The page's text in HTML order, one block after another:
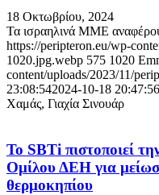
18 Οκτωβρίου, 2024
Τα ισραηλινά ΜΜΕ
https://peripteron.eu/wp-
1020.jpg.webp 575 1020
content/uploads/2023/11/
23:08:542024-10-18 20:47:56
Χαμάς, Γιαχία Σινουάρ
Το SBTi πιστοποιεί
Ομίλου ΔΕΗ για
θερμοκηπίου